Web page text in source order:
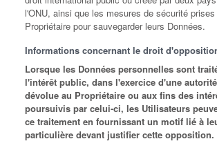
l'ONU, ainsi que les mesures de sécurité
Propriétaire pour sauvegarder leurs Données.
Informations concernant le droit
Lorsque les Données personnelles sont
l'intérêt public, dans l'exercice d'une
dévolue au Propriétaire ou aux fins des
poursuivis par celui-ci, les Utilisateurs
ce traitement en fournissant un motif lié à
particulière devant justifier cette opposition.